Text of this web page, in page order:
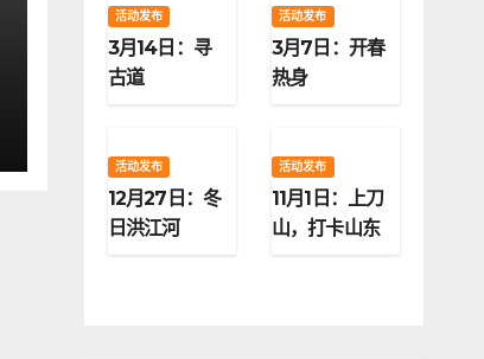
活动发布
3月14日：寻
古道
活动发布
3月7日：开春
热身
活动发布
12月27日：冬
日洪江河
活动发布
11月1日：上刀
山，打卡山东